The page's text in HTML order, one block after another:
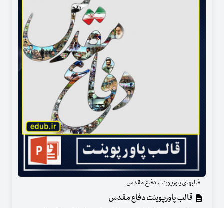
قالبهای پاورپوینت دفاع مقدس
قالب پاورپوینت دفاع مقدس